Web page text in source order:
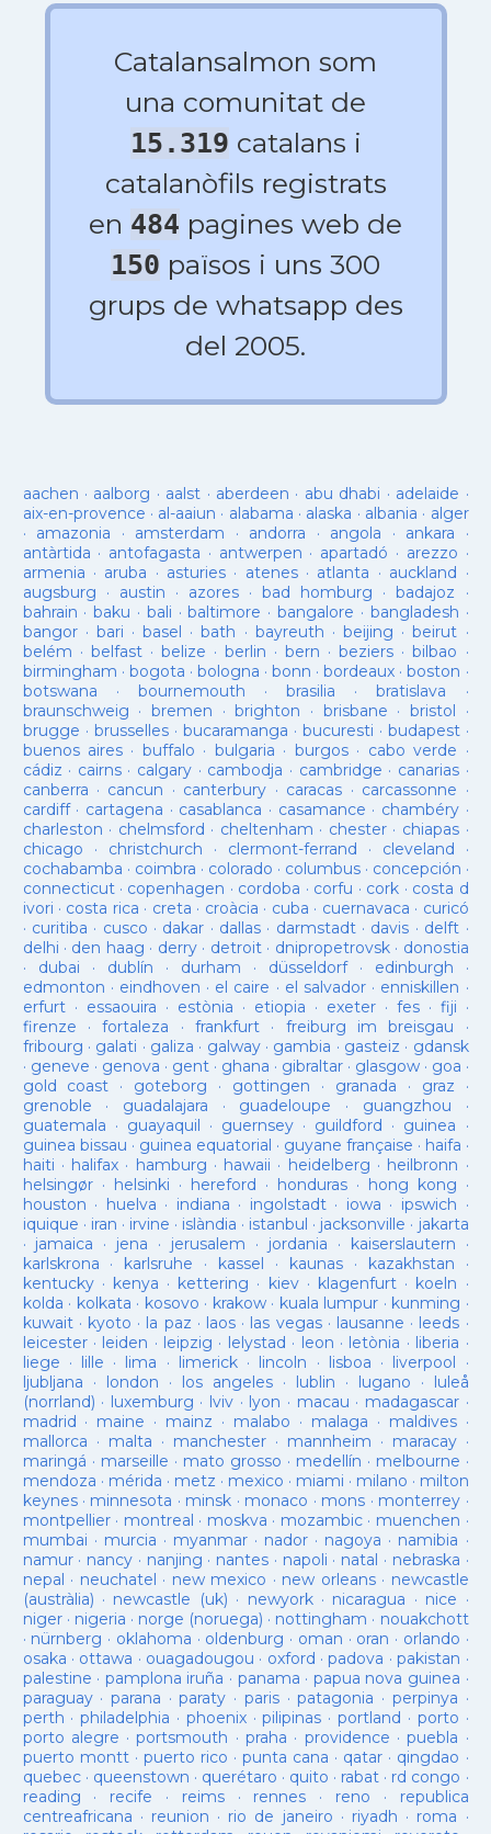
Catalansalmon som
una comunitat de
15.319 catalans i
catalanòfils registrats
en 484 pagines web de
150 països i uns 300
grups de whatsapp des
del 2005.
aachen · aalborg · aalst · aberdeen · abu dhabi · adelaide ·
aix-en-provence · al-aaiun · alabama · alaska · albania · alger
· amazonia · amsterdam · andorra · angola · ankara ·
antàrtida · antofagasta · antwerpen · apartadó · arezzo ·
armenia · aruba · asturies· atenes· atlanta · auckland ·
augsburg · austin · azores·bad homburg ·badajoz ·
bahrain ·baku · bali ·baltimore ·bangalore · bangladesh ·
bangor· bari ·basel ·bath · bayreuth ·beijing ·beirut ·
belém · belfast· belize · berlin ·bern ·beziers ·bilbao ·
birmingham · bogota · bologna ·bonn ·bordeaux ·boston ·
botswana · bournemouth ·brasilia ·bratislava ·
braunschweig · bremen ·brighton · brisbane · bristol ·
brugge · brusselles· bucaramanga · bucuresti · budapest·
buenos aires· buffalo · bulgaria · burgos· cabo verde ·
cádiz · cairns· calgary · cambodja · cambridge · canarias·
canberra · cancun · canterbury · caracas · carcassonne ·
cardiff· cartagena · casablanca · casamance · chambéry·
charleston · chelmsford · cheltenham · chester· chiapas ·
chicago · christchurch · clermont-ferrand · cleveland ·
cochabamba · coimbra · colorado · columbus· concepción ·
connecticut· copenhagen · cordoba · corfu · cork · costa d
ivori · costa rica · creta · croàcia · cuba · cuernavaca · curicó
· curitiba · cusco · dakar · dallas · darmstadt· davis · delft ·
delhi · den haag · derry· detroit· dnipropetrovsk· donostia
· dubai · dublín · durham · düsseldorf· edinburgh ·
edmonton · eindhoven · el caire · el salvador · enniskillen ·
erfurt· essaouira · estònia · etiopia · exeter· fes· fiji ·
firenze ·fortaleza · frankfurt· freiburg im breisgau ·
fribourg · galati · galiza · galway· gambia · gasteiz · gdansk
· geneve · genova · gent· ghana · gibraltar· glasgow· goa ·
gold coast · goteborg · gottingen · granada · graz ·
grenoble · guadalajara · guadeloupe · guangzhou ·
guatemala · guayaquil · guernsey· guildford · guinea ·
guinea bissau · guinea equatorial · guyane française · haifa ·
haiti · halifax · hamburg · hawaii · heidelberg · heilbronn ·
helsingør· helsinki · hereford · honduras· hong kong ·
houston · huelva · indiana · ingolstadt· iowa · ipswich ·
iquique · iran · irvine · islàndia · istanbul · jacksonville · jakarta
· jamaica · jena · jerusalem · jordania · kaiserslautern ·
karlskrona · karlsruhe · kassel · kaunas· kazakhstan ·
kentucky· kenya · kettering · kiev· klagenfurt · koeln ·
kolda · kolkata · kosovo · krakow· kuala lumpur · kunming ·
kuwait· kyoto · la paz · laos· las vegas· lausanne · leeds ·
leicester· leiden · leipzig · lelystad · leon · letònia · liberia ·
liege · lille · lima · limerick· lincoln · lisboa · liverpool ·
ljubljana · london · los angeles· lublin · lugano · luleå
(norrland) · luxemburg · lviv · lyon · macau · madagascar·
madrid · maine · mainz · malabo · malaga · maldives·
mallorca · malta · manchester· mannheim · maracay·
maringá · marseille · mato grosso · medellín · melbourne ·
mendoza · mérida · metz · mexico · miami · milano · milton
keynes· minnesota · minsk · monaco · mons · monterrey ·
montpellier· montreal · moskva · mozambic· muenchen ·
mumbai · murcia · myanmar· nador · nagoya · namibia ·
namur· nancy · nanjing · nantes · napoli · natal · nebraska ·
nepal · neuchatel · new mexico · new orleans· newcastle
(austràlia) · newcastle (uk) · newyork· nicaragua · nice ·
niger· nigeria · norge (noruega) · nottingham · nouakchott
· nürnberg · oklahoma · oldenburg · oman · oran · orlando ·
osaka · ottawa · ouagadougou · oxford ·padova ·pakistan ·
palestine · pamplona iruña · panama · papua nova guinea ·
paraguay· parana ·paraty · paris·patagonia · perpinya ·
perth ·philadelphia · phoenix·pilipinas ·portland · porto ·
porto alegre ·portsmouth ·praha · providence ·puebla ·
puerto montt· puerto rico ·punta cana · qatar · qingdao ·
quebec· queenstown · querétaro · quito · rabat · rd congo ·
reading · recife · reims· rennes · reno · republica
centreafricana · reunion · rio de janeiro · riyadh · roma ·